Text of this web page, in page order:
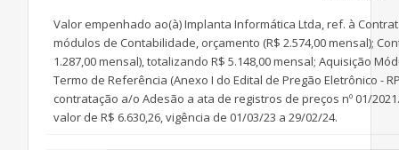
Valor empenhado ao(à) Implanta Informática Ltda, ref. à
módulos de Contabilidade, orçamento (R$ 2.574,00 mensal);
1.287,00 mensal), totalizando R$ 5.148,00 mensal; Aquisição
Termo de Referência (Anexo I do Edital de Pregão Eletrônico -
contratação a/o Adesão a ata de registros de preços nº 01/
valor de R$ 6.630,26, vigência de 01/03/23 a 29/02/24.